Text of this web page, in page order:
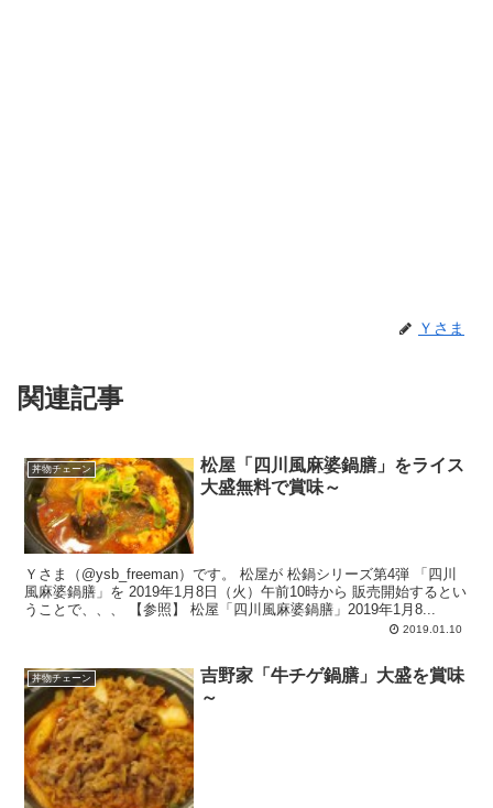
Ｙさま
関連記事
丼物チェーン
松屋「四川風麻婆鍋膳」をライス
大盛無料で賞味～
Ｙさま（@ysb_freeman）です。 松屋が 松鍋シリーズ第4弾 「四川
風麻婆鍋膳」を 2019年1月8日（火）午前10時から 販売開始するとい
うことで、、、 【参照】 松屋「四川風麻婆鍋膳」2019年1月8...
2019.01.10
丼物チェーン
吉野家「牛チゲ鍋膳」大盛を賞味
～